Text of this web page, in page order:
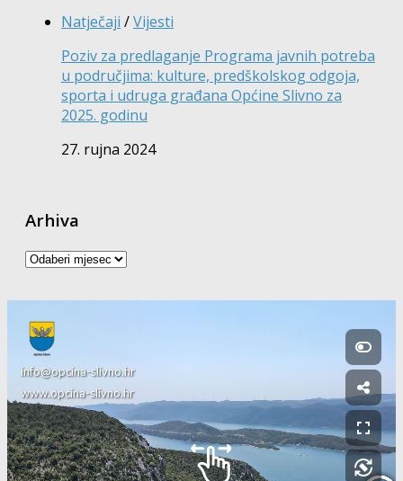
Natječaji /Vijesti
Poziv za predlaganje Programa javnih potreba
u područjima: kulture, predškolskog odgoja,
sporta i udruga građana Općine Slivno za
2025. godinu
27. rujna 2024
Arhiva
Arhiva